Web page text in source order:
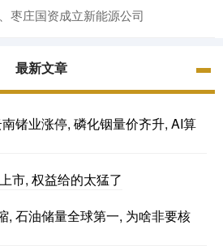
枣庄国资成立新能源公司
最新文章
锗业涨停, 磷化铟量价齐升, AI算
市, 权益给的太猛了
, 石油储量全球第一, 为啥非要核